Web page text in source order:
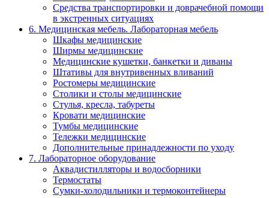
Средства транспортировки и доврачебной помощи
в экстренных ситуациях
6. Медицинская мебель. Лабораторная мебель
Шкафы медицинские
Ширмы медицинские
Медицинские кушетки, банкетки и диваны
Штативы для внутривенных вливаний
Ростомеры медицинские
Столики и столы медицинские
Стулья, кресла, табуреты
Кровати медицинские
Тумбы медицинские
Тележки медицинские
Дополнительные принадлежности по уходу
7. Лабораторное оборудование
Аквадистилляторы и водосборники
Термостаты
Сумки-холодильники и термоконтейнеры